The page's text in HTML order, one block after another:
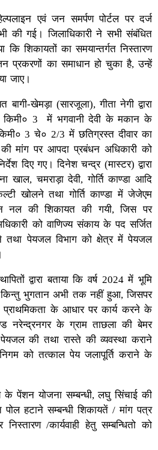
एवं जन समर्पण पोर्टल पर दर्ज
की गई। जिलाधिकारी ने सभी संबंधित
कि शिकायतों का समयान्तर्गत निस्तारण
प्रकरणों का समाधान हो चुका है, उन्हें
जाए।
बागी-खेमड़ा (सारजूला), गीता नेगी द्वारा
किमी० 3 में भगवानी देवी के मकान के
3 चे० 2/3 में छतिग्रस्त दीवार का
की मांग पर आपदा प्रबंधन अधिकारी को
दिए गए। दिनेश चन्द्र (मास्टर) द्वारा
खाल, चमराड़ा देवी, गोर्ति काण्डा आदि
खोलने तथा गोर्ति काण्डा में जेजेएम
नल की शिकायत की गयी, जिस पर
को वाणिज्य संकाय के पद सर्जित
तथा पेयजल विभाग को क्षेत्र में पेयजल
द्वारा बताया कि वर्ष 2024 में भूमि
किन्तु भुगतान अभी तक नहीं हुआ, जिसपर
प्राथमिकता के आधार पर कार्य करने के
नरेन्द्रनगर के ग्राम ताछला की बेमर
पेयजल की तथा रास्ते की व्यवस्था कराने
को तत्काल पेय जलापूर्ति कराने के
पेंशन योजना सम्बन्धी, लघु सिंचाई की
पोल हटाने सम्बन्धी शिकायतें / मांग पत्र
/कार्यवाही हेतु सम्बन्धितो को